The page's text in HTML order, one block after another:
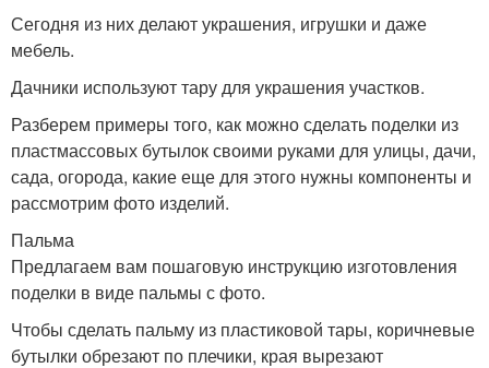
Цвета из пластиковых
Дом из пластиковых
бутылок
Сад из пластиковых
бутылок
Поделки из бутылок
Поделки из стеклянных
Сегодня из них делают украшения, игрушки и даже
мебель.
Дачники используют тару для украшения участков.
Разберем примеры того, как можно сделать поделки из
пластмассовых бутылок своими руками для улицы, дачи,
сада, огорода, какие еще для этого нужны компоненты и
рассмотрим фото изделий.
Пальма
Предлагаем вам пошаговую инструкцию изготовления
поделки в виде пальмы с фото.
Чтобы сделать пальму из пластиковой тары, коричневые
бутылки обрезают по плечики, края вырезают